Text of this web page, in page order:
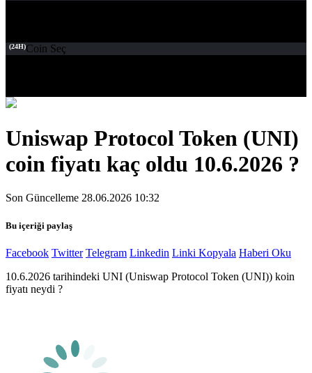
(24H)Coin Seç
Uniswap Protocol Token (UNI)
coin fiyatı kaç oldu 10.6.2026 ?
Son Güncelleme 28.06.2026 10:32
Bu içeriği paylaş
Facebook Twitter Telegram Linkedin Linki Kopyala Haberi Oku
10.6.2026 tarihindeki UNI (Uniswap Protocol Token (UNI)) koin
fiyatı neydi ?